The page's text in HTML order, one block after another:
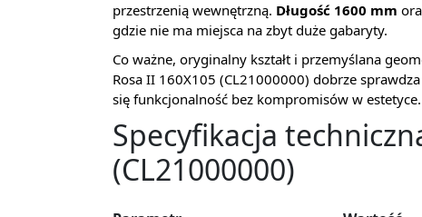
przestrzenią wewnętrzną. Długość 1600 mm
gdzie nie ma miejsca na zbyt duże gabaryty.
Co ważne, oryginalny kształt i przemyślana
Rosa II 160X105 (CL21000000) dobrze
się funkcjonalność bez kompromisów w estetyce.
Specyfikacja
(CL21000000)